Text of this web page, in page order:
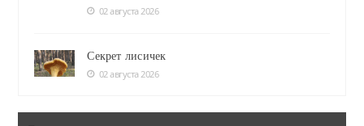
02 августа 2026
Секрет лисичек
02 августа 2026